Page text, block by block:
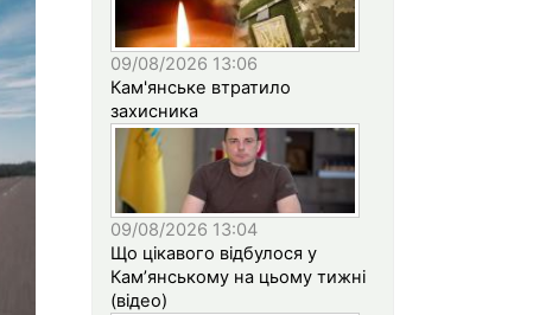
09/08/2026 13:06
Кам'янське втратило
захисника
09/08/2026 13:04
Що цікавого відбулося у
Кам’янському на цьому тижні
(відео)